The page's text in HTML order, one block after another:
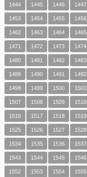
1444 1445 1446 1447
1453 1454 1455 1456
1462 1463 1464 1465
1471 1472 1473 1474
1480 1481 1482 1483
1489 1490 1491 1492
1498 1499 1500 1501
1507 1508 1509 1510
1516 1517 1518 1519
1525 1526 1527 1528
1534 1535 1536 1537
1543 1544 1545 1546
1552 1553 1554 1555